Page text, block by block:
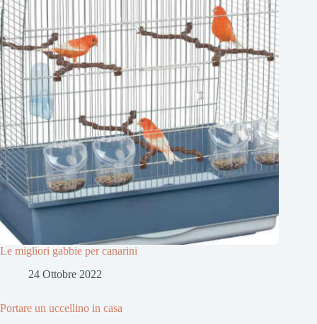
Le migliori gabbie per canarini
24 Ottobre 2022
Portare un uccellino in casa